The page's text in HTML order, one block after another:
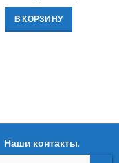
В КОРЗИНУ
Наши контакты.